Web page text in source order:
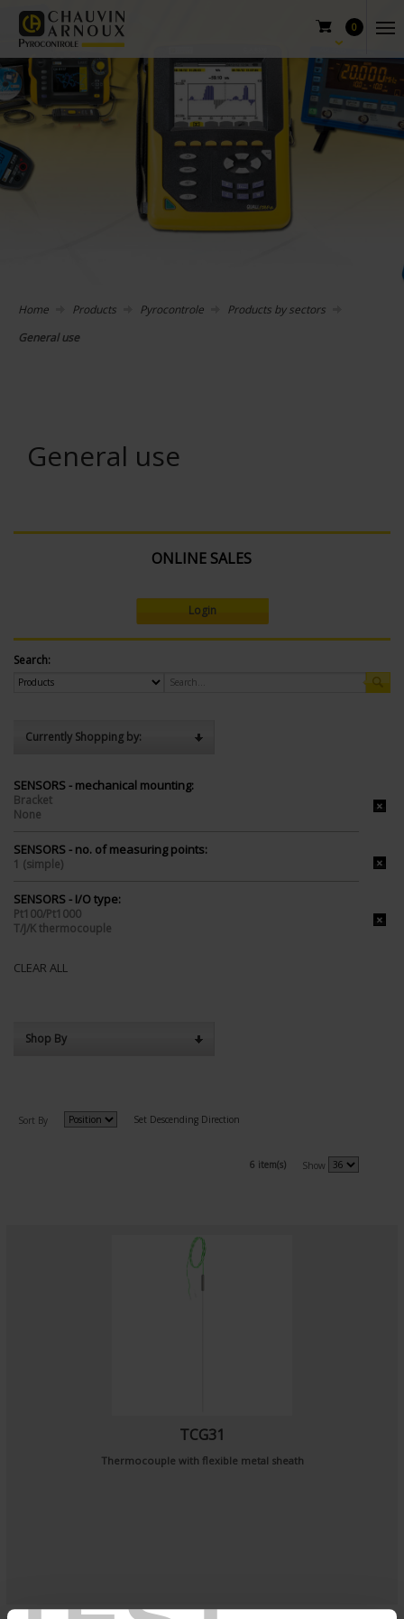
0
Home Products Pyrocontrole
Products by sectors
General use
General use
ONLINE SALES
Login
Search:
Currently Shopping by:
SENSORS - mechanical mounting:
Bracket
None
SENSORS - no. of measuring points:
1 (simple)
SENSORS - I/O type:
Pt100/Pt1000
T/J/K thermocouple
CLEAR ALL
Shop By
Sort By Set Descending Direction
6 item(s) Show
TCG31
Thermocouple with flexible metal sheath